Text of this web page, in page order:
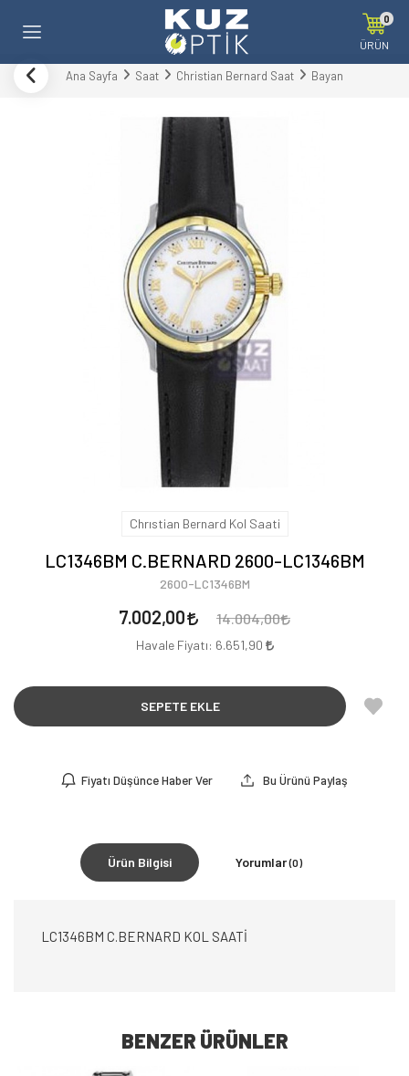
0
ÜRÜN
Ana Sayfa Saat Christian Bernard Saat Bayan
Chrıstian Bernard Kol Saati
LC1346BM C.BERNARD 2600-LC1346BM
2600-LC1346BM
7.002,00 14.004,00
Havale Fiyatı: 6.651,90
SEPETE EKLE
Fiyatı Düşünce Haber Ver Bu Ürünü Paylaş
Ürün Bilgisi Yorumlar(0)
LC1346BM C.BERNARD KOL SAATİ
BENZER ÜRÜNLER